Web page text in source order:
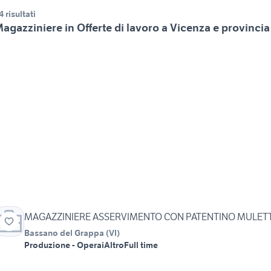
risultati
in Offerte di lavoro a Vicenza e provincia
MAGAZZINIERE ASSERVIMENTO CON PATENTINO
Bassano del Grappa (VI)
Produzione - OperaiAltroFull time